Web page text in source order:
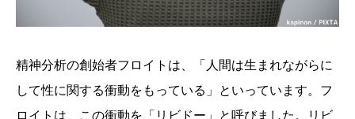
精神分析の創始者フロイトは、「人間は生まれながらに
して性に関する衝動をもっている」といっています。フ
ロイトは、この衝動を「リビドー」と呼びました。リビ